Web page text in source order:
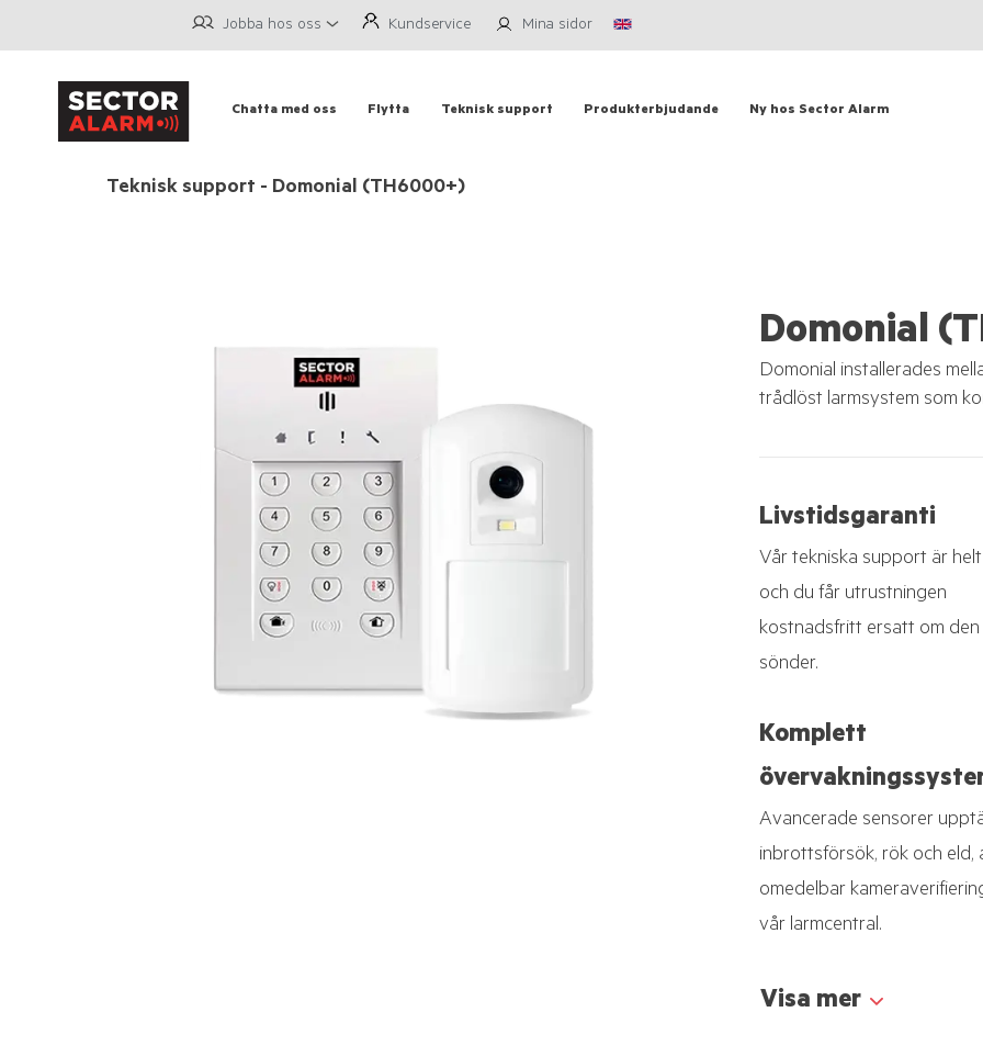
Chatta med oss Flytta Teknisk support Produkterbjudande Ny hos Sector Alarm
Jobba hos oss Kundservice Mina sidor
Teknisk support - Domonial (TH6000+)
Domonial
Domonial installerades
trådlöst larmsystem som
Livstidsgaranti
Vår tekniska support är
och du får utrustningen
kostnadsfritt ersatt om
sönder.
Komplett
Avancerade sensorer
inbrottsförsök, rök och eld,
omedelbar
vår larmcentral.
Visa mer